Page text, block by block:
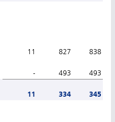
11 827
838
- 493
493
11 334 345